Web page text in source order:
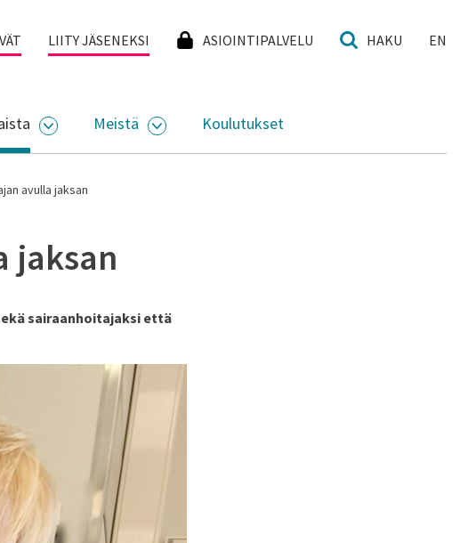
LIITY JÄSENEKSI ASIOINTIPALVELU HAKU EN
VALIKKOAVAA ALASIVUJEN VALIKKO
Meistä
AVAA ALASIVUJEN VALIKKO
Koulutukset
avulla jaksan
jaksan
sairaanhoitajaksi että